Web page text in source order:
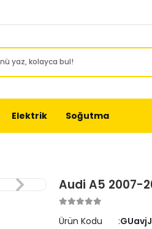
Elektrik Soğutma
Audi A5 2007-
Ürün Kodu